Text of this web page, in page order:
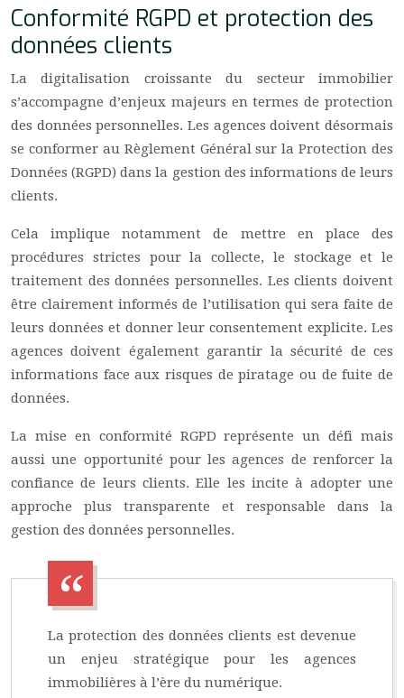
Conformité RGPD et protection des
données clients
La digitalisation croissante du secteur immobilier
s’accompagne d’enjeux majeurs en termes de protection
des données personnelles. Les agences doivent désormais
se conformer au Règlement Général sur la Protection des
Données (RGPD) dans la gestion des informations de leurs
clients.
Cela implique notamment de mettre en place des
procédures strictes pour la collecte, le stockage et le
traitement des données personnelles. Les clients doivent
être clairement informés de l’utilisation qui sera faite de
leurs données et donner leur consentement explicite. Les
agences doivent également garantir la sécurité de ces
informations face aux risques de piratage ou de fuite de
données.
La mise en conformité RGPD représente un défi mais
aussi une opportunité pour les agences de renforcer la
confiance de leurs clients. Elle les incite à adopter une
approche plus transparente et responsable dans la
gestion des données personnelles.
La protection des données clients est devenue
un enjeu stratégique pour les agences
immobilières à l’ère du numérique.